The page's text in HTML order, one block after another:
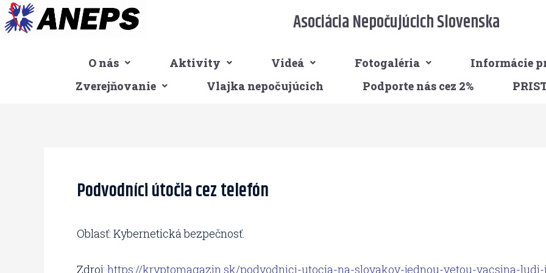
Preskočiť
na
Asociácia Nepočujúcich Slovenska
O nás Aktivity Videá Fotogaléria Informácie
Zverejňovanie
Vlajka nepočujúcich Podporte nás cez 2%
Podvodníci útočia cez telefón
Oblasť: Kybernetická bezpečnosť.
Zdroj: https://kryptomagazin.sk/podvodnici-utocia-na-slovakov-jednou-vetou-vacsina-